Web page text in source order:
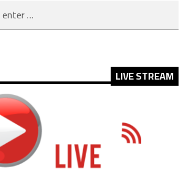
LIVE STREAM